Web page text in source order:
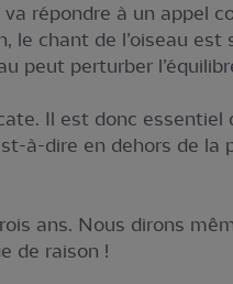
répondre à un appel
chant de l’oiseau
peut perturber
Il est donc
à-dire en dehors de
ans. Nous dirons
de raison !